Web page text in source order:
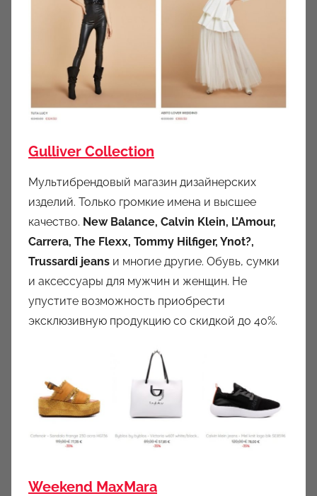
Gulliver Collection
Мультибрендовый магазин дизайнерских
изделий. Только громкие имена и высшее
качество. New Balance, Calvin Klein, L’Amour,
Carrera, The Flexx, Tommy Hilfiger, Ynot?,
Trussardi jeans и многие другие. Обувь, сумки
и аксессуары для мужчин и женщин. Не
упустите возможность приобрести
эксклюзивную продукцию со скидкой до 40%.
Weekend MaxMara